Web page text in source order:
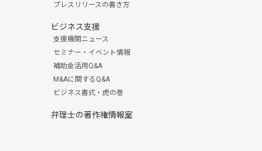
プレスリリースの書き方
ビジネス支援
支援機関ニュース
セミナー・イベント情報
補助金活用Q&A
M&Aに関するQ&A
ビジネス書式・虎の巻
弁理士の著作権情報室